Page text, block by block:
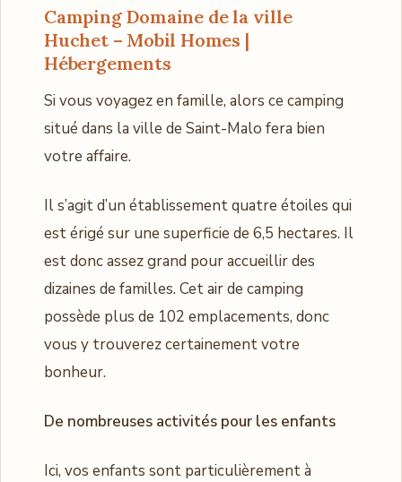
Camping Domaine de la ville
Huchet – Mobil Homes |
Hébergements
Si vous voyagez en famille, alors ce camping
situé dans la ville de Saint-Malo fera bien
votre affaire.
Il s’agit d’un établissement quatre étoiles qui
est érigé sur une superficie de 6,5 hectares. Il
est donc assez grand pour accueillir des
dizaines de familles. Cet air de camping
possède plus de 102 emplacements, donc
vous y trouverez certainement votre
bonheur.
De nombreuses activités pour les enfants
Ici, vos enfants sont particulièrement à